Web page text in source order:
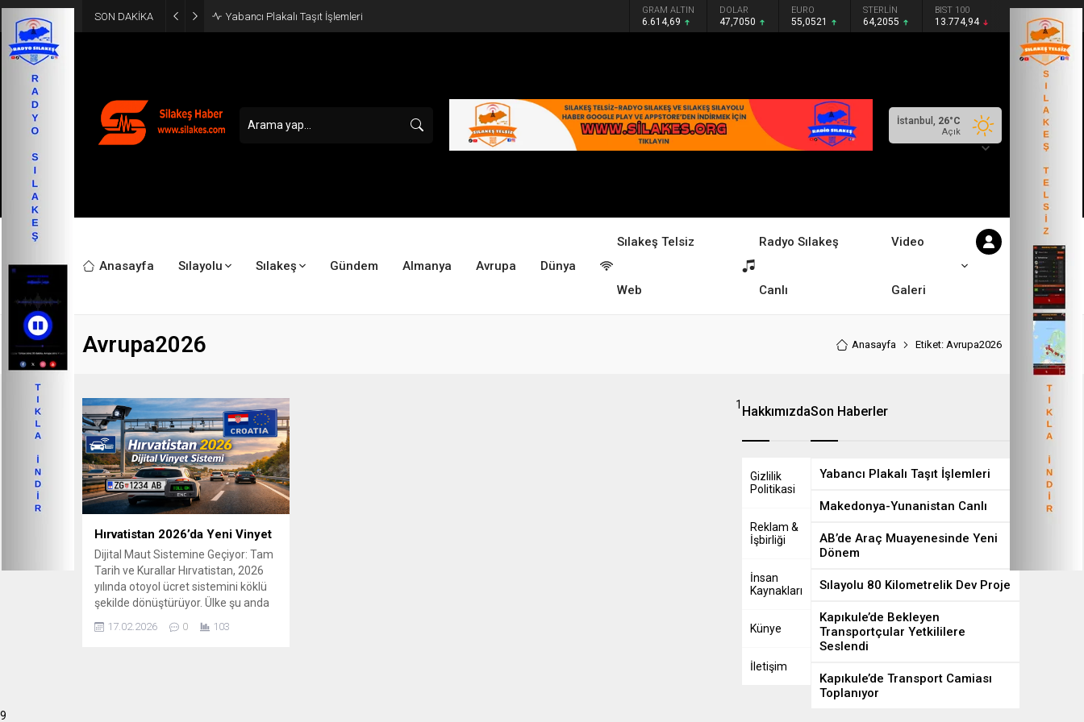
SON DAKİKA Yabancı Plakalı Taşıt İşlemleri GRAM ALTIN
6.614,69
DOLAR
47,7050
EURO
55,0521
STERLİN
64,2055
BIST 100
13.774,94
İstanbul, 26°C
Açık
Anasayfa Sılayolu Sılakeş Gündem Almanya Avrupa Dünya
Sılakeş Telsiz
Web
Radyo Sılakeş
Canlı
Video
Galeri
Avrupa2026 Anasayfa Etiket: Avrupa2026
Hırvatistan 2026’da Yeni Vinyet
Dijital Maut Sistemine Geçiyor: Tam
Tarih ve Kurallar Hırvatistan, 2026
yılında otoyol ücret sistemini köklü
şekilde dönüştürüyor. Ülke şu anda
gişelerde elle veya kredi kartıyla
tahsil edilen klasik mesafe-bazlı
17.02.2026 0 103
1 Hakkımızda
Gizlilik
Politikasi
Reklam &
İşbirliği
İnsan
Kaynakları
Künye
İletişim
Son Haberler
Yabancı Plakalı Taşıt İşlemleri
Makedonya-Yunanistan Canlı
AB’de Araç Muayenesinde Yeni
Dönem
Sılayolu 80 Kilometrelik Dev Proje
Kapıkule’de Bekleyen
Transportçular Yetkililere
Seslendi
Kapıkule’de Transport Camiası
Toplanıyor
9